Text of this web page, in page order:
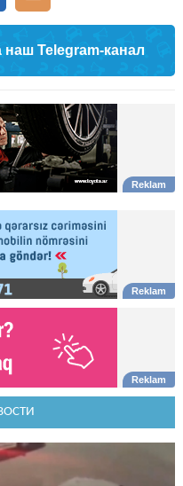
Telegram-канал